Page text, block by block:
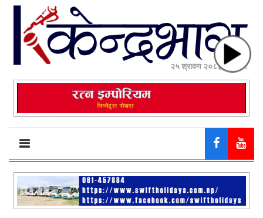
२५ श्रावण २०८३, सोमबार